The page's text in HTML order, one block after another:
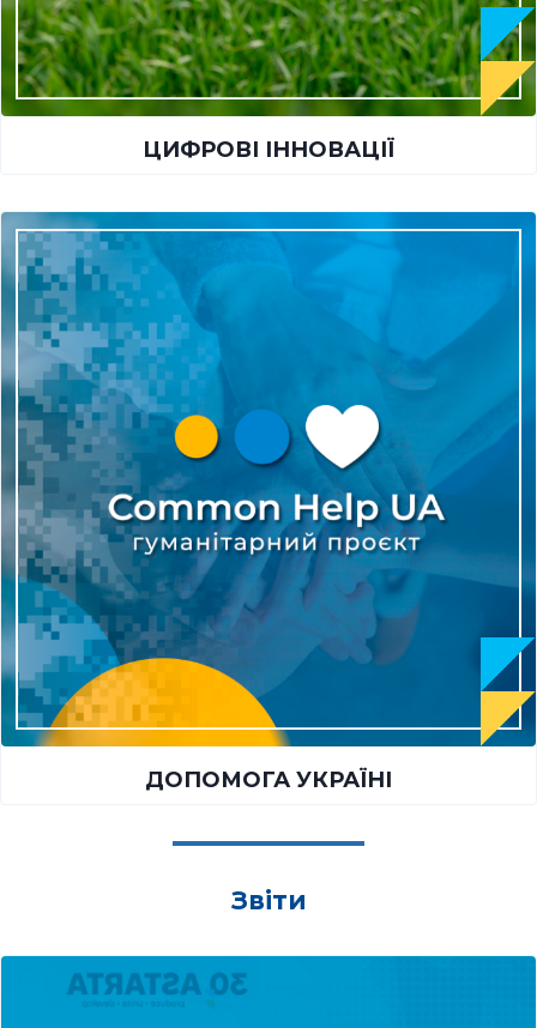
ЦИФРОВІ ІННОВАЦІЇ
ДОПОМОГА УКРАЇНІ
Звіти